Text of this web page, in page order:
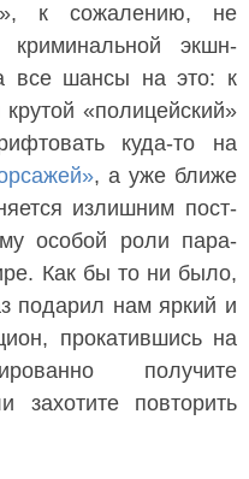
к сожалению, не
криминальной экшн-
все шансы на это: к
«полицейский»
куда-то на
, а уже ближе
излишним пост-
особой роли пара-
Как бы то ни было,
подарил нам яркий и
прокатившись на
получите
захотите повторить